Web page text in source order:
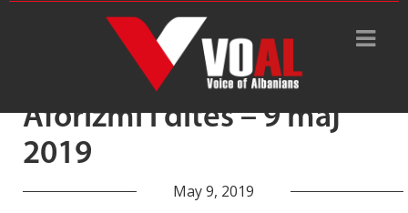
Tag Archive: të zgjuarit
Aforizmi i ditës – 9 maj
2019
May 9, 2019